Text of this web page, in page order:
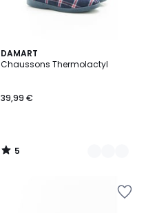
DAMART
Chaussons Thermolactyl
39,99 €
5
/
3
Couleurs
5
/